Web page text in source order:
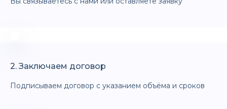
2. Заключаем договор
Подписываем договор с указанием объёма и сроков